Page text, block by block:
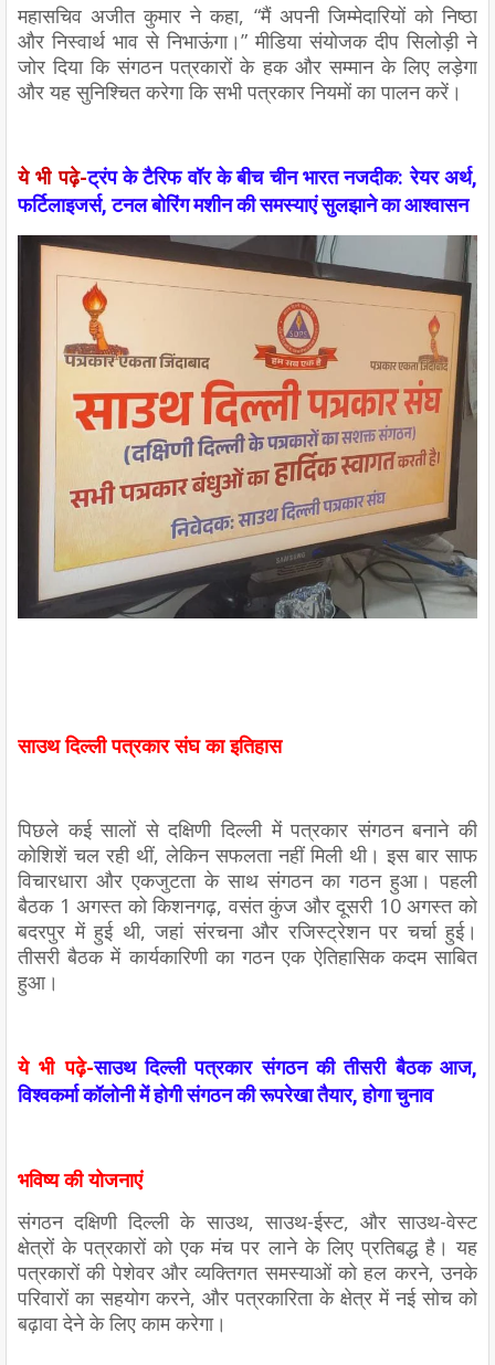
महासचिव अजीत कुमार ने कहा, “मैं अपनी जिम्मेदारियों को निष्ठा
और निस्वार्थ भाव से निभाऊंगा।” मीडिया संयोजक दीप सिलोड़ी ने
जोर दिया कि संगठन पत्रकारों के हक और सम्मान के लिए लड़ेगा
और यह सुनिश्चित करेगा कि सभी पत्रकार नियमों का पालन करें।
ये भी पढ़े-ट्रंप के टैरिफ वॉर के बीच चीन भारत नजदीक: रेयर अर्थ,
फर्टिलाइजर्स, टनल बोरिंग मशीन की समस्याएं सुलझाने का आश्वासन
साउथ दिल्ली पत्रकार संघ का इतिहास
पिछले कई सालों से दक्षिणी दिल्ली में पत्रकार संगठन बनाने की
कोशिशें चल रही थीं, लेकिन सफलता नहीं मिली थी। इस बार साफ
विचारधारा और एकजुटता के साथ संगठन का गठन हुआ। पहली
बैठक 1 अगस्त को किशनगढ़, वसंत कुंज और दूसरी 10 अगस्त को
बदरपुर में हुई थी, जहां संरचना और रजिस्ट्रेशन पर चर्चा हुई।
तीसरी बैठक में कार्यकारिणी का गठन एक ऐतिहासिक कदम साबित
हुआ।
ये भी पढ़े-साउथ दिल्ली पत्रकार संगठन की तीसरी बैठक आज,
विश्वकर्मा कॉलोनी में होगी संगठन की रूपरेखा तैयार, होगा चुनाव
भविष्य की योजनाएं
संगठन दक्षिणी दिल्ली के साउथ, साउथ-ईस्ट, और साउथ-वेस्ट
क्षेत्रों के पत्रकारों को एक मंच पर लाने के लिए प्रतिबद्ध है। यह
पत्रकारों की पेशेवर और व्यक्तिगत समस्याओं को हल करने, उनके
परिवारों का सहयोग करने, और पत्रकारिता के क्षेत्र में नई सोच को
बढ़ावा देने के लिए काम करेगा।